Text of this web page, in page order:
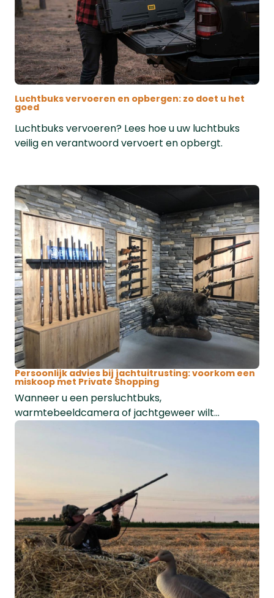
Luchtbuks vervoeren en opbergen: zo doet u het
goed
Luchtbuks vervoeren? Lees hoe u uw luchtbuks
veilig en verantwoord vervoert en opbergt.
Persoonlijk advies bij jachtuitrusting: voorkom een
miskoop met Private Shopping
Wanneer u een persluchtbuks,
warmtebeeldcamera of jachtgeweer wilt
aanschaffen, kan het lastig zijn om de juiste keuze
de jacht. Daarom is persoonlijk advies essentieel
om een miskoop te voorkomen.